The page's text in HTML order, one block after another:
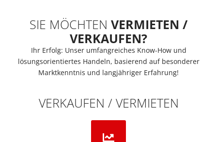
SIE MÖCHTEN VERMIETEN /
VERKAUFEN?
Ihr Erfolg: Unser umfangreiches Know-How und
lösungsorientiertes Handeln, basierend auf besonderer
Marktkenntnis und langjähriger Erfahrung!
VERKAUFEN / VERMIETEN